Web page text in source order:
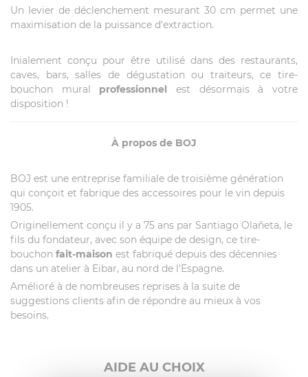
Un levier de déclenchement mesurant 30 cm permet une
maximisation de la puissance d'extraction.
Inialement conçu pour être utilisé dans des restaurants,
caves, bars, salles de dégustation ou traiteurs, ce tire-
bouchon mural professionnel
est désormais à votre
disposition !
À propos de BOJ
BOJ est une entreprise familiale de troisième génération
qui conçoit et fabrique des accessoires pour le vin depuis
1905.
Originellement conçu il y a 75 ans par Santiago Olañeta, le
fils du fondateur, avec son équipe de design, ce tire-
bouchon fait-maison est fabriqué depuis des décennies
dans un atelier à Eibar, au nord de l'Espagne.
Amélioré à de nombreuses reprises à la suite de
suggestions clients afin de répondre au mieux à vos
besoins.
AIDE AU CHOIX